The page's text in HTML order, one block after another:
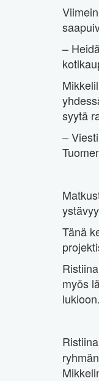
–
syytä
–
Tänä
myös
lukioon.